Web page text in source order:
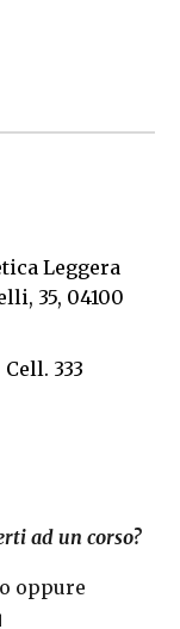
Leggera
35, 04100
333
ad un corso?
oppure